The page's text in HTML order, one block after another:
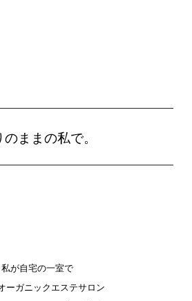
のままの私で。
私が自宅の一室で
ーガニックエステサロン